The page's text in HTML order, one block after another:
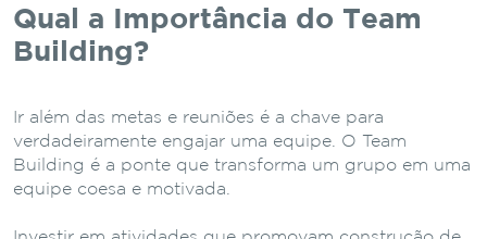
Qual a Importância do Team
Building?
Ir além das metas e reuniões é a chave para
verdadeiramente engajar uma equipe. O Team
Building é a ponte que transforma um grupo em uma
equipe coesa e motivada.